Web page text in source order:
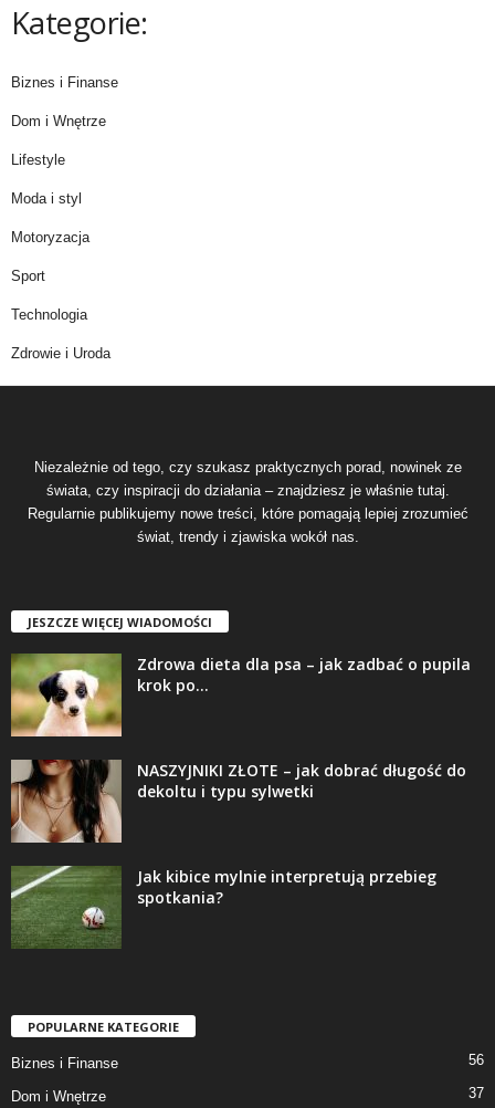
Kategorie:
Biznes i Finanse
Dom i Wnętrze
Lifestyle
Moda i styl
Motoryzacja
Sport
Technologia
Zdrowie i Uroda
Niezależnie od tego, czy szukasz praktycznych porad, nowinek ze
świata, czy inspiracji do działania – znajdziesz je właśnie tutaj.
Regularnie publikujemy nowe treści, które pomagają lepiej zrozumieć
świat, trendy i zjawiska wokół nas.
JESZCZE WIĘCEJ WIADOMOŚCI
Zdrowa dieta dla psa – jak zadbać o pupila
krok po...
NASZYJNIKI ZŁOTE – jak dobrać długość do
dekoltu i typu sylwetki
Jak kibice mylnie interpretują przebieg
spotkania?
POPULARNE KATEGORIE
Biznes i Finanse 56
Dom i Wnętrze 37